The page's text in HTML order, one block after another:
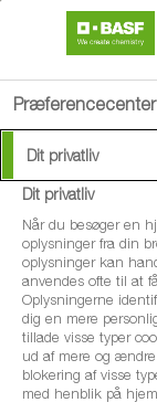
Præferencecenter
Dit privatliv
Dit privatliv
Når du besøger en
oplysninger fra din
oplysninger kan
anvendes ofte til at
Oplysningerne
dig en mere
tillade visse typer
ud af mere og
blokering af visse
med henblik på